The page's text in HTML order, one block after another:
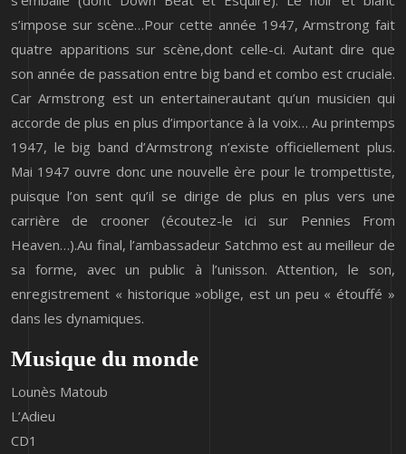
s’impose sur scène…Pour cette année 1947, Armstrong fait
quatre apparitions sur scène,dont celle-ci. Autant dire que
son année de passation entre big band et combo est cruciale.
Car Armstrong est un entertainerautant qu’un musicien qui
accorde de plus en plus d’importance à la voix… Au printemps
1947, le big band d’Armstrong n’existe officiellement plus.
Mai 1947 ouvre donc une nouvelle ère pour le trompettiste,
puisque l’on sent qu’il se dirige de plus en plus vers une
carrière de crooner (écoutez-le ici sur Pennies From
Heaven…).Au final, l’ambassadeur Satchmo est au meilleur de
sa forme, avec un public à l’unisson. Attention, le son,
enregistrement « historique »oblige, est un peu « étouffé »
dans les dynamiques.
Musique du monde
Lounès Matoub
L’Adieu
CD1